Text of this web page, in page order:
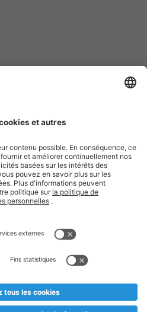
et mentions légales
et jusqu'à
étudié, nous serions
Prix Recupel et TVA incl.
forme masculine a été adoptée